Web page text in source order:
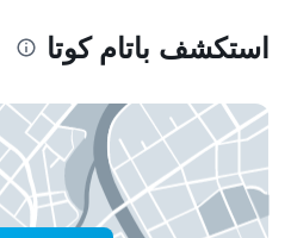
استكشف باتام كوتا